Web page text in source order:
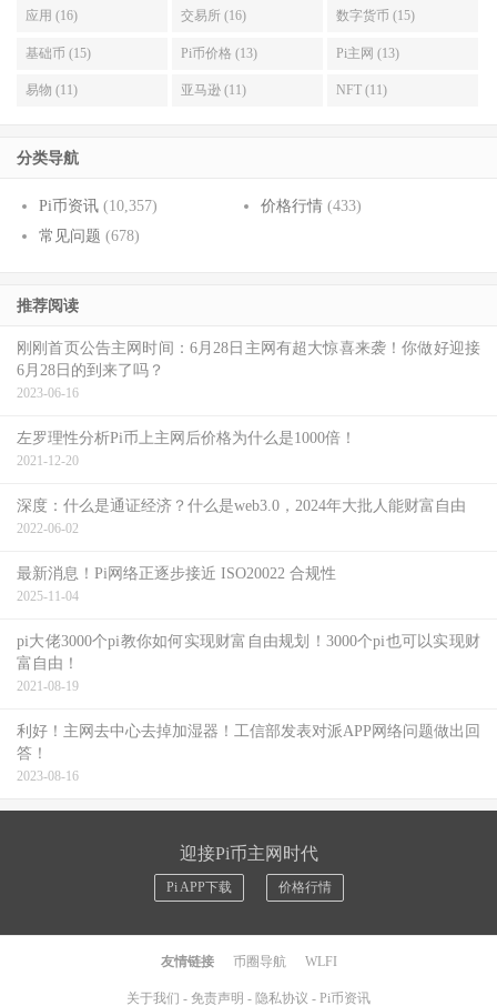
应用 (16) 交易所 (16) 数字货币 (15)
基础币 (15) Pi币价格 (13) Pi主网 (13)
易物 (11) 亚马逊 (11) NFT (11)
分类导航
Pi币资讯 (10,357) 价格行情(433)
常见问题 (678)
推荐阅读
刚刚首页公告主网时间：6月28日主网有超大惊喜来袭！你做好迎接
6月28日的到来了吗？
2023-06-16
左罗理性分析Pi币上主网后价格为什么是1000倍！
2021-12-20
深度：什么是通证经济？什么是web3.0，2024年大批人能财富自由
2022-06-02
最新消息！Pi网络正逐步接近 ISO20022 合规性
2025-11-04
pi大佬3000个pi教你如何实现财富自由规划！3000个pi也可以实现财
富自由！
2021-08-19
利好！主网去中心去掉加湿器！工信部发表对派APP网络问题做出回
答！
2023-08-16
迎接Pi币主网时代
Pi APP下载 价格行情
友情链接 币圈导航 WLFI
关于我们 - 免责声明 - 隐私协议 - Pi币资讯